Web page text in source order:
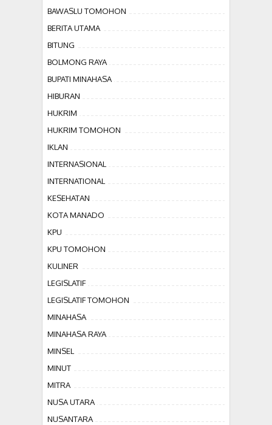
BAWASLU TOMOHON
BERITA UTAMA
BITUNG
BOLMONG RAYA
BUPATI MINAHASA
HIBURAN
HUKRIM
HUKRIM TOMOHON
IKLAN
INTERNASIONAL
INTERNATIONAL
KESEHATAN
KOTA MANADO
KPU
KPU TOMOHON
KULINER
LEGISLATIF
LEGISLATIF TOMOHON
MINAHASA
MINAHASA RAYA
MINSEL
MINUT
MITRA
NUSA UTARA
NUSANTARA